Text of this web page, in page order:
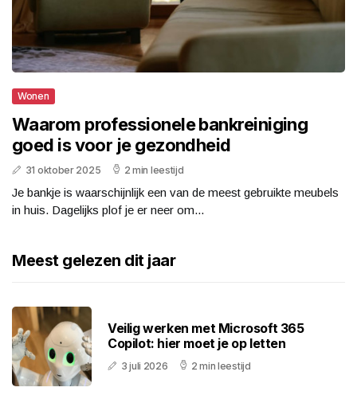
Wonen
Waarom professionele bankreiniging
goed is voor je gezondheid
31 oktober 2025 2 min leestijd
Je bankje is waarschijnlijk een van de meest gebruikte meubels
in huis. Dagelijks plof je er neer om...
Meest gelezen dit jaar
Veilig werken met Microsoft 365
Copilot: hier moet je op letten
3 juli 2026 2 min leestijd